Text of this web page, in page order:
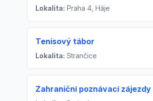
Lokalita: Praha 4, Háje
Tenisový tábor
Lokalita: Strančice
Zahraniční poznávací zájezdy